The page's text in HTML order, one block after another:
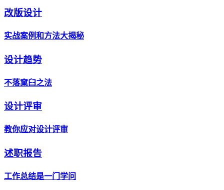
改版设计
实战案例和方法大揭秘
设计趋势
不落窠臼之法
设计评审
教你应对设计评审
述职报告
工作总结是一门学问